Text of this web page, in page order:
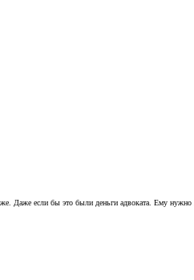
Даже если бы это были деньги адвоката. Ему